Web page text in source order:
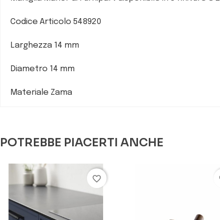
Codice Articolo 548920
Larghezza 14 mm
Diametro 14 mm
Materiale Zama
POTREBBE PIACERTI ANCHE
favorite_border